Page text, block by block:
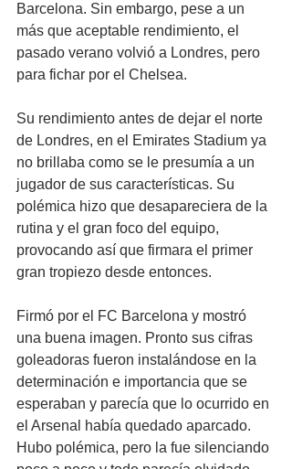
Barcelona. Sin embargo, pese a un
más que aceptable rendimiento, el
pasado verano volvió a Londres, pero
para fichar por el Chelsea.
Su rendimiento antes de dejar el norte
de Londres, en el Emirates Stadium ya
no brillaba como se le presumía a un
jugador de sus características. Su
polémica hizo que desapareciera de la
rutina y el gran foco del equipo,
provocando así que firmara el primer
gran tropiezo desde entonces.
Firmó por el FC Barcelona y mostró
una buena imagen. Pronto sus cifras
goleadoras fueron instalándose en la
determinación e importancia que se
esperaban y parecía que lo ocurrido en
el Arsenal había quedado aparcado.
Hubo polémica, pero la fue silenciando